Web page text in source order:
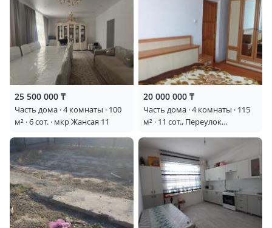
25 500 000 ₸
Часть дома · 4 комнаты · 100
м² · 6 сот. · мкр Жансая 11
20 000 000 ₸
Часть дома · 4 комнаты · 115
м² · 11 сот., Переулок
Байтұрсынов
Целиноградская